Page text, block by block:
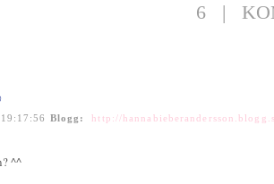
6 |
Blogg: http://
^^